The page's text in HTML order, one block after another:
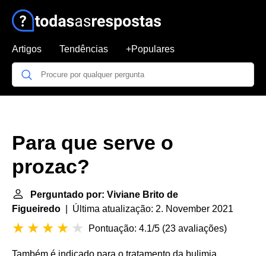
Artigos Tendências +Populares
Para que serve o
prozac?
Perguntado por: Viviane Brito de
Figueiredo | Última atualização: 2. November 2021
Pontuação: 4.1/5 (23 avaliações)
Também é indicado para o tratamento da bulimia